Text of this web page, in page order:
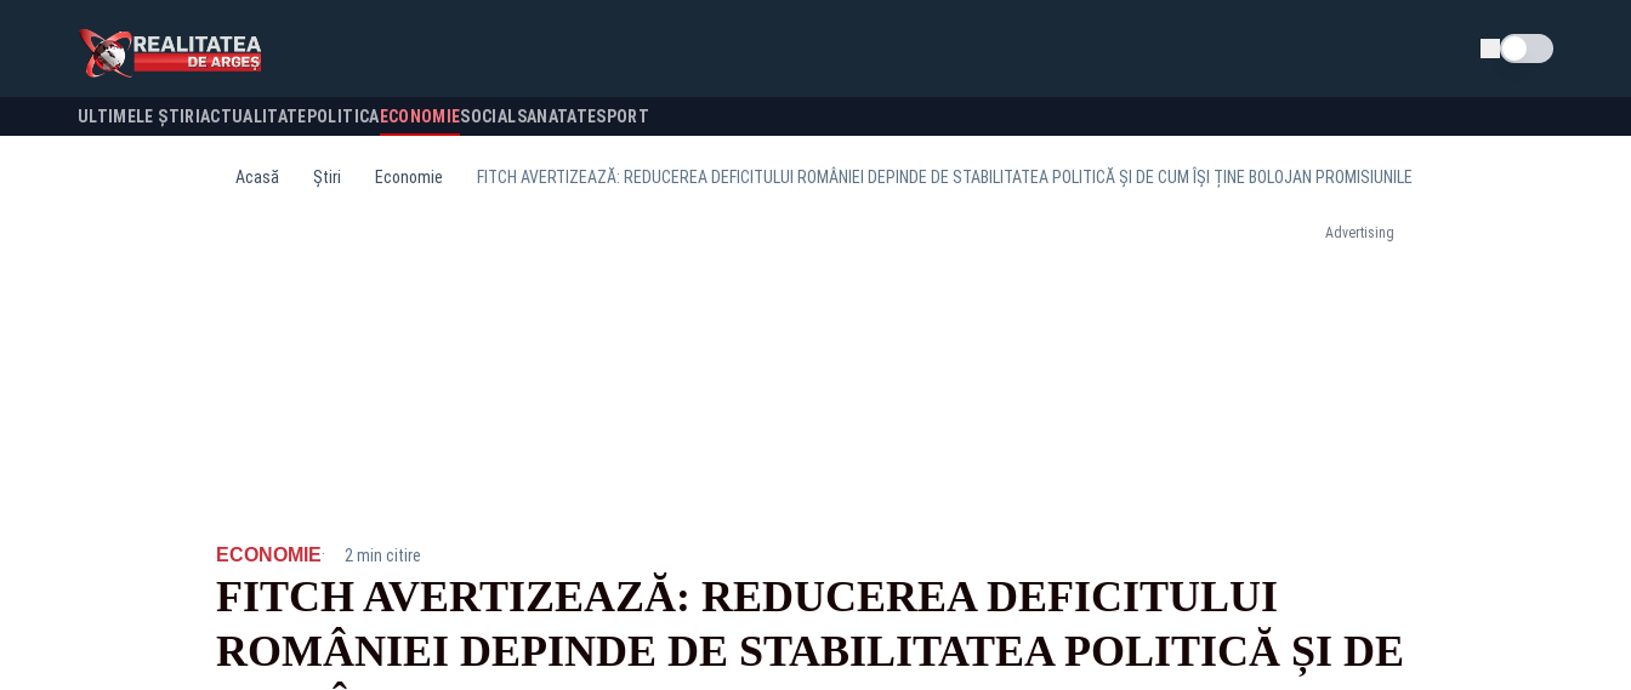
Schimba tema
ULTIMELE ȘTIRI ACTUALITATE POLITICA ECONOMIESOCIALSANATATESPORT
Acasă Știri Economie FITCH AVERTIZEAZĂ: REDUCEREA DEFICITULUI ROMÂNIEI DEPINDE DE STABILITATEA POLITICĂ ȘI DE CUM ÎȘI ȚINE BOLOJAN PROMISIUNILE
Advertising
ECONOMIE· 2 min citire
FITCH AVERTIZEAZĂ: REDUCEREA DEFICITULUI
ROMÂNIEI DEPINDE DE STABILITATEA POLITICĂ ȘI DE